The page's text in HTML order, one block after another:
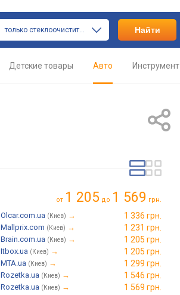
только стеклоочистители (дворники) Найти
Детские товары Авто Инструмент
от 1 205 до 1 569 грн.
Olcar.com.ua (Киев) → 1 336 грн.
Mallprix.com (Киев) → 1 231 грн.
Brain.com.ua (Киев) → 1 205 грн.
Itbox.ua (Киев) → 1 205 грн.
MTA.ua (Киев) → 1 299 грн.
Rozetka.ua (Киев) → 1 546 грн.
Rozetka.ua (Киев) → 1 569 грн.